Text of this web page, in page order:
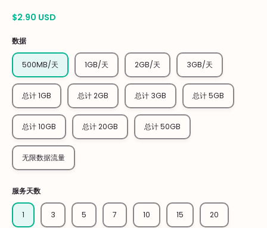
$2.90 USD
数据
500MB/天 1GB/天 2GB/天 3GB/天
总计 1GB 总计 2GB 总计 3GB 总计 5GB
总计 10GB 总计 20GB 总计 50GB
无限数据流量
服务天数
1 3 5 7 10 15 20